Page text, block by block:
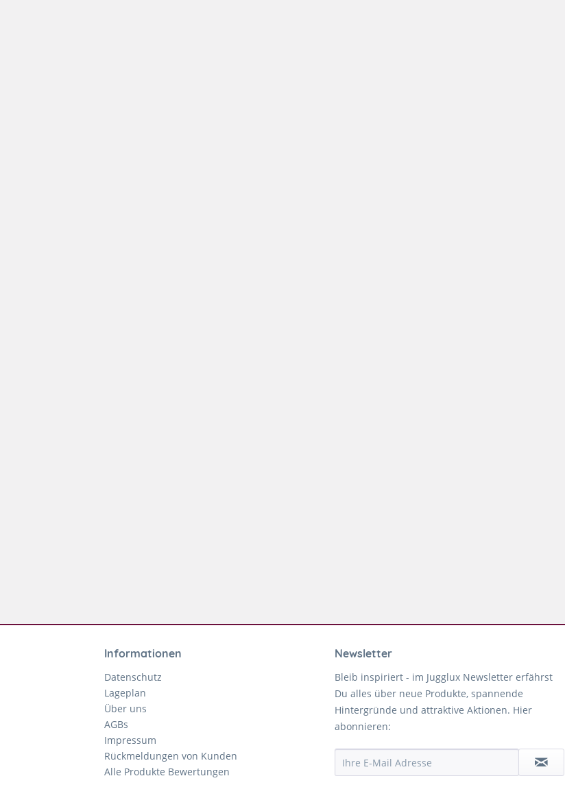
Informationen
Datenschutz
Lageplan
Über uns
AGBs
Impressum
Rückmeldungen von Kunden
Alle Produkte Bewertungen
Newsletter
Bleib inspiriert - im Jugglux Newsletter erfährst
Du alles über neue Produkte, spannende
Hintergründe und attraktive Aktionen. Hier
abonnieren: